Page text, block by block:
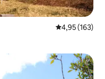
4,95 de uma
4,95 (163)